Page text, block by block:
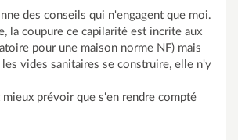
des conseils qui n'engagent que moi.
la coupure ce capilarité est incrite aux
pour une maison norme NF) mais
les vides sanitaires se construire, elle n'y
prévoir que s'en rendre compté